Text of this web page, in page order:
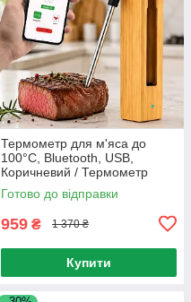
Термометр для м'яса до
100°C, Bluetooth, USB,
Коричневий / Термометр
кулінарний / Харчовий
термометр / Кухонний
Готово до відправки
959 ₴ 1 370 ₴
Купити